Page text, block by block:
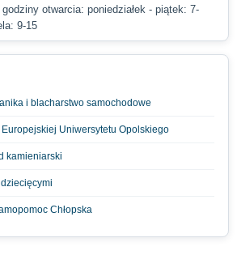
otwarcia: poniedziałek - piątek: 7-
9-15
i blacharstwo samochodowe
Uniwersytetu Opolskiego
kamieniarski
Chłopska